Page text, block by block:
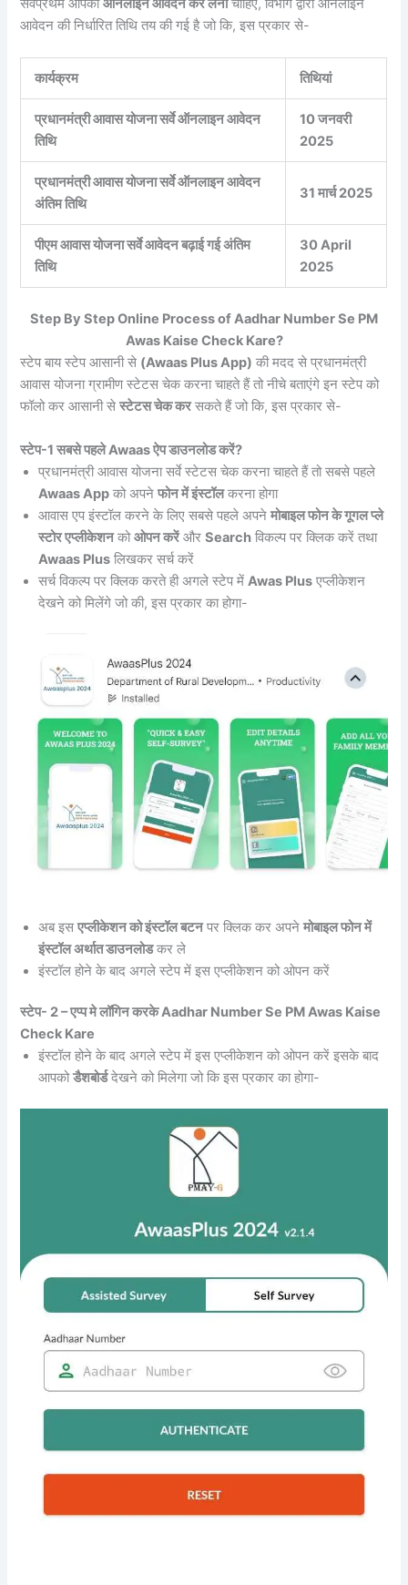
सर्वप्रथम आपकोऑनलाइन आवेदन कर लेनीचाहिए, विभाग द्वारा ऑनलाइन
आवेदन की निर्धारित तिथि तय की गई है जो कि, इस प्रकार से-
कार्यक्रम तिथियां
प्रधानमंत्री आवास योजना सर्वे ऑनलाइन आवेदन
तिथि
10 जनवरी
2025
प्रधानमंत्री आवास योजना सर्वे ऑनलाइन आवेदन
अंतिम तिथि
31 मार्च 2025
पीएम आवास योजना सर्वे आवेदन बढ़ाई गई अंतिम
तिथि
30 April
2025
Step By Step Online Process of Aadhar Number Se PM
Awas Kaise Check Kare?
स्टेप बाय स्टेप आसानी से (Awaas Plus App) की मदद से प्रधानमंत्री
आवास योजना ग्रामीण स्टेटस चेक करना चाहते हैं तो नीचे बताएंगे इन स्टेप को
फॉलो कर आसानी सेस्टेटस चेक करसकते हैं जो कि, इस प्रकार से-
स्टेप-1 सबसे पहले Awaas ऐप डाउनलोड करें?
प्रधानमंत्री आवास योजना सर्वे स्टेटस चेक करना चाहते हैं तो सबसे पहले
Awaas App को अपनेफोन में इंस्टॉलकरना होगा
आवास एप इंस्टॉल करने के लिए सबसे पहले अपनेमोबाइल फोन के गूगल प्ले
स्टोर एप्लीकेशनकोओपन करेंऔरSearch विकल्प पर क्लिक करें तथा
Awaas Plus लिखकर सर्च करें
सर्च विकल्प पर क्लिक करते ही अगले स्टेप में Awas Plus एप्लीकेशन
देखने को मिलेंगे जो की, इस प्रकार का होगा-
अब इसएप्लीकेशन को इंस्टॉल बटनपर क्लिक कर अपनेमोबाइल फोन में
इंस्टॉल अर्थात डाउनलोडकर ले
इंस्टॉल होने के बाद अगले स्टेप में इस एप्लीकेशन को ओपन करें
स्टेप- 2 – एप्प मे लॉगिन करके Aadhar Number Se PM Awas Kaise
Check Kare
इंस्टॉल होने के बाद अगले स्टेप में इस एप्लीकेशन को ओपन करें इसके बाद
आपकोडैशबोर्डदेखने को मिलेगा जो कि इस प्रकार का होगा-